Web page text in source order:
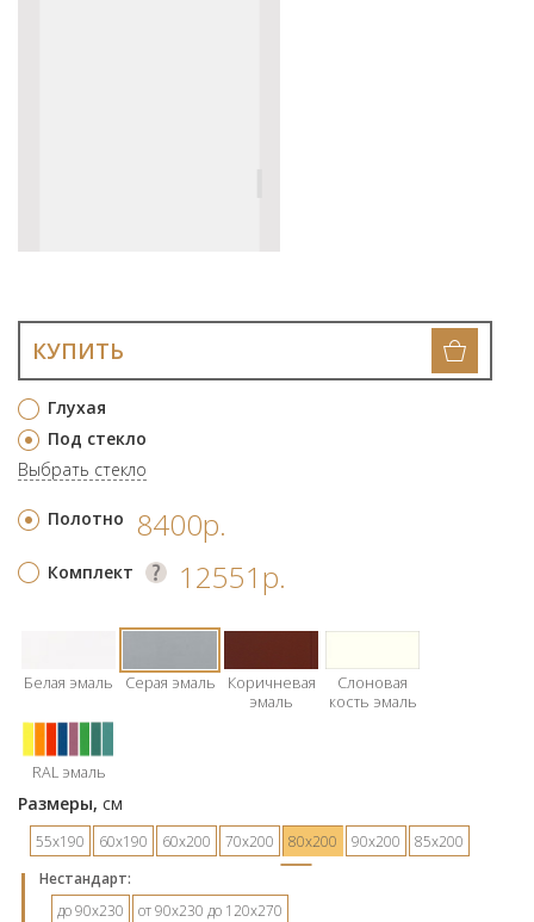
Глухая
Под стекло
Выбрать стекло
КУПИТЬ
Полотно 8400р.
Комплект 12551р.
Белая эмаль Серая эмаль
Коричневая
эмаль
Слоновая
кость эмаль
RAL эмаль
Размеры, см
55х190 60х190 60х200 70х200 80х200 90х200
85х200
Hестандарт:
до 90х230
от 90х230 до 120х270